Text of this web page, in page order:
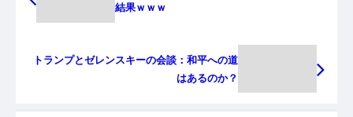
結果ｗｗｗ
トランプとゼレンスキーの会談：和平への道
はあるのか？